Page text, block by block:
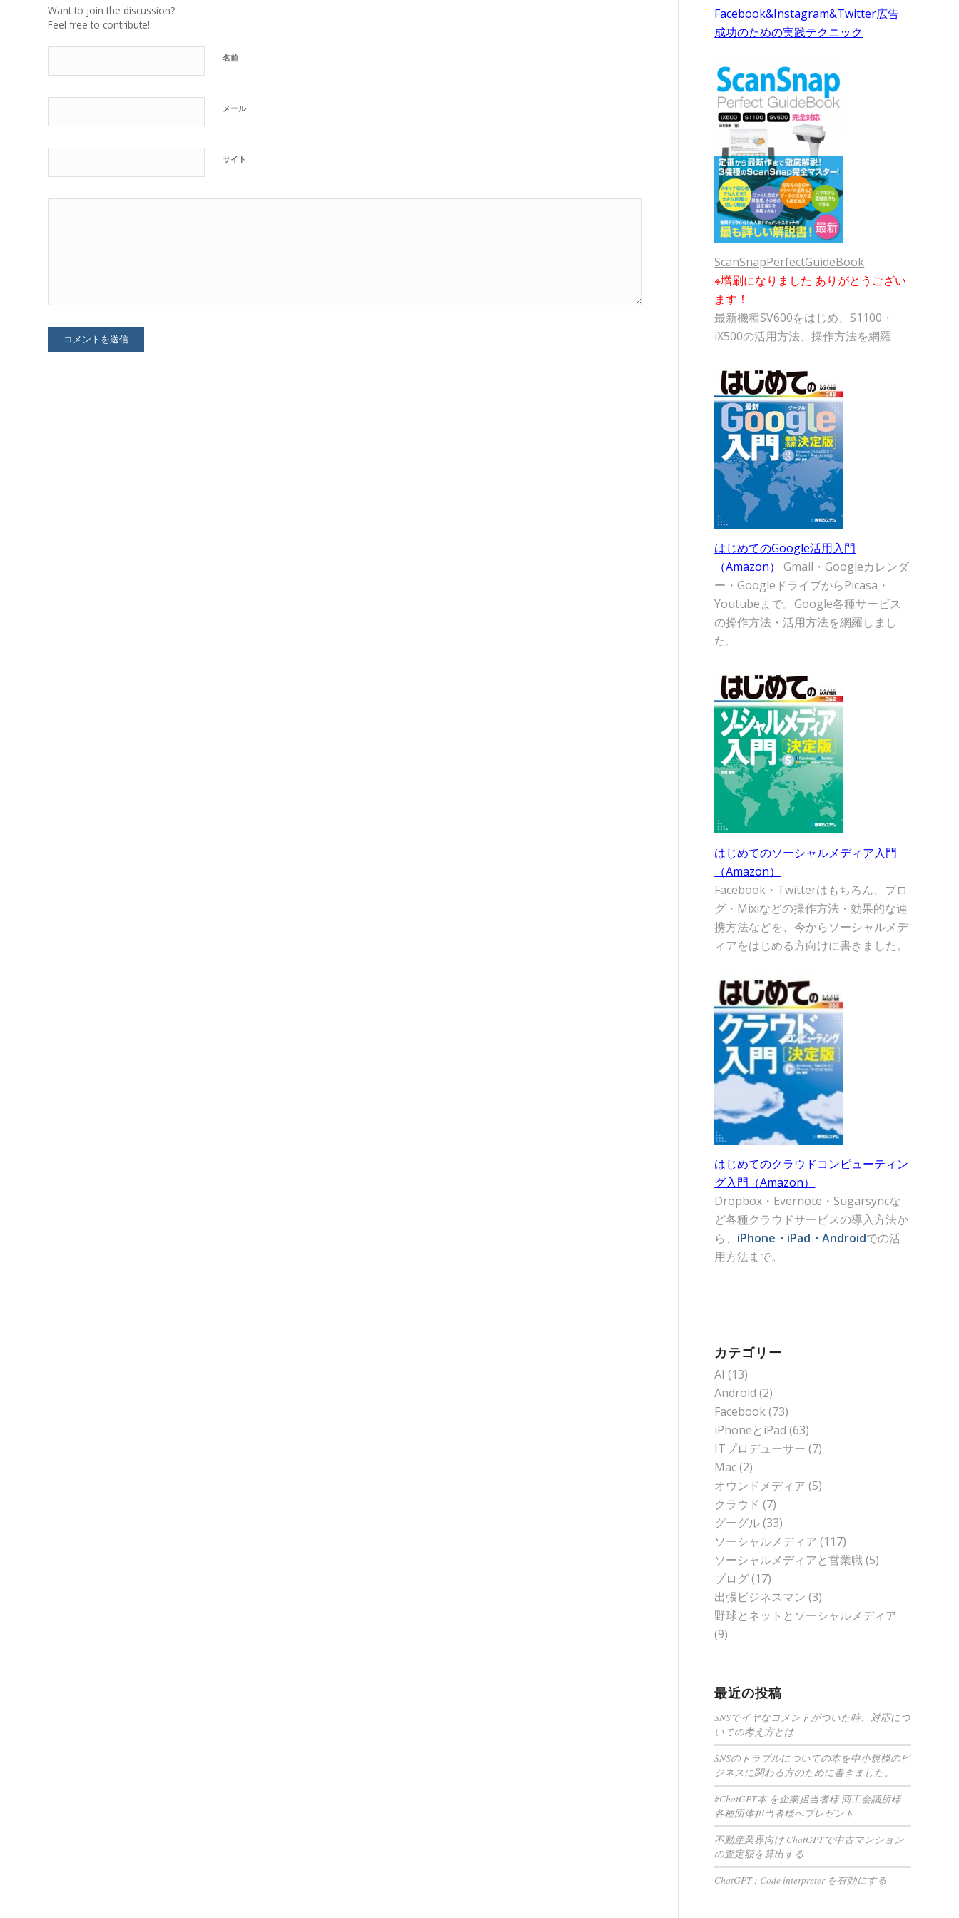
Want to join the discussion?
Feel free to contribute!
名前
メール
サイト
Facebook&Instagram&Twitter広告
成功のための実践テクニック
ScanSnapPerfectGuideBook
※増刷になりました ありがとうござい
ます！
最新機種SV600をはじめ、S1100・
iX500の活用方法、操作方法を網羅
はじめてのGoogle活用入門
（Amazon）
Gmail・Googleカレンダ
ー・GoogleドライブからPicasa・
Youtubeまで。Google各種サービス
の操作方法・活用方法を網羅しまし
た。
はじめてのソーシャルメディア入門
（Amazon）
Facebook・Twitterはもちろん、ブロ
グ・Mixiなどの操作方法・効果的な連
携方法などを、今からソーシャルメデ
ィアをはじめる方向けに書きました。
はじめてのクラウドコンピューティン
グ入門（Amazon）
Dropbox・Evernote・Sugarsyncな
ど各種クラウドサービスの導入方法か
ら、 iPhone・iPad・Androidでの活
用方法まで。
カテゴリー
AI (13)
Android (2)
Facebook(73)
iPhoneとiPad (63)
ITプロデューサー (7)
Mac(2)
オウンドメディア (5)
クラウド (7)
グーグル(33)
ソーシャルメディア (117)
ソーシャルメディアと営業職(5)
ブログ(17)
出張ビジネスマン (3)
野球とネットとソーシャルメディア
(9)
最近の投稿
SNSでイヤなコメントがついた時、対応につ
いての考え方とは
SNSのトラブルについての本を中小規模のビ
ジネスに関わる方のために書きました。
#ChatGPT本 を企業担当者様 商工会議所様
各種団体担当者様へプレゼント
不動産業界向け ChatGPTで中古マンション
の査定額を算出する
ChatGPT : Code interpreter を有効にする